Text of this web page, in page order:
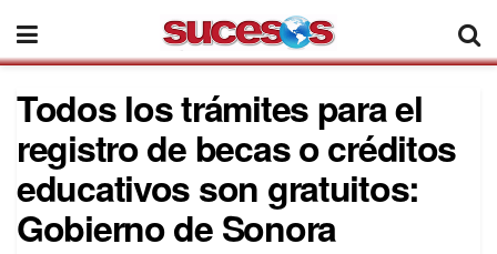
Todos los trámites para el
registro de becas o créditos
educativos son gratuitos:
Gobierno de Sonora